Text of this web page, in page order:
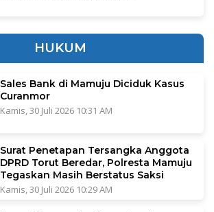
HUKUM
Sales Bank di Mamuju Diciduk Kasus
Curanmor
Kamis, 30 Juli 2026 10:31 AM
Surat Penetapan Tersangka Anggota
DPRD Torut Beredar, Polresta Mamuju
Tegaskan Masih Berstatus Saksi
Kamis, 30 Juli 2026 10:29 AM